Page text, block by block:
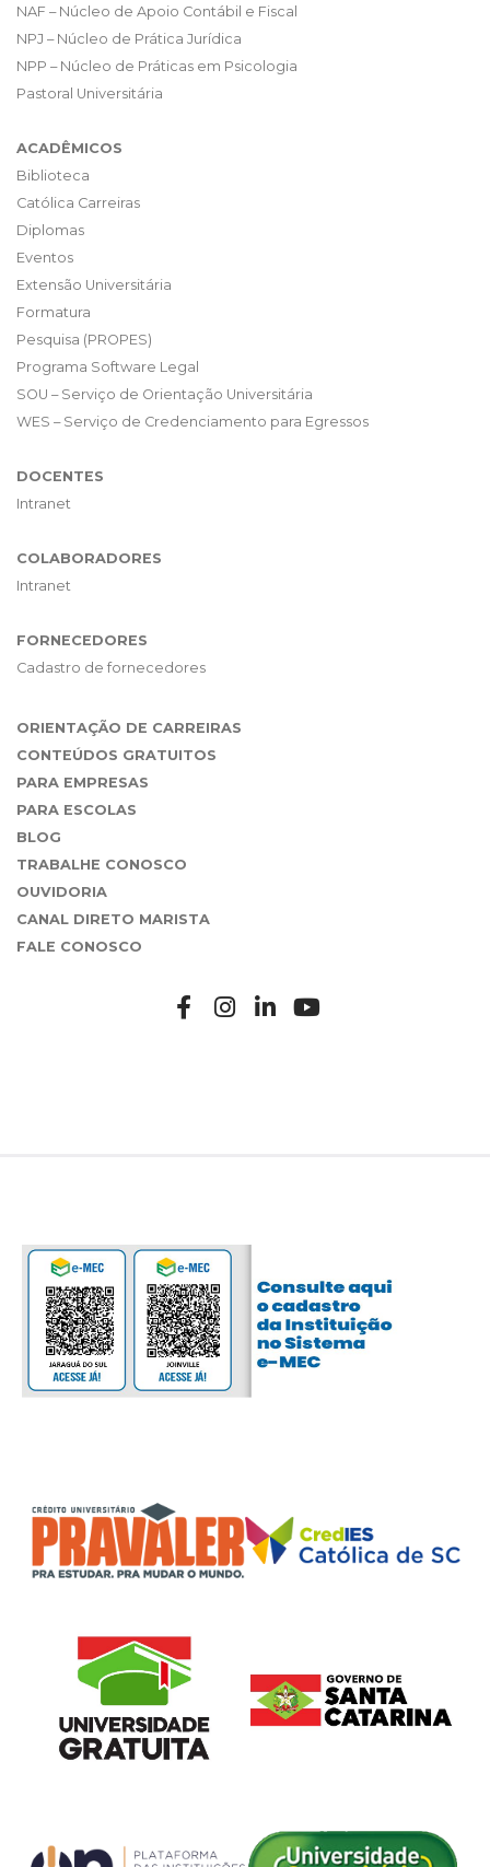
NAF – Núcleo de Apoio Contábil e Fiscal
NPJ – Núcleo de Prática Jurídica
NPP – Núcleo de Práticas em Psicologia
Pastoral Universitária
ACADÊMICOS
Biblioteca
Católica Carreiras
Diplomas
Eventos
Extensão Universitária
Formatura
Pesquisa (PROPES)
Programa Software Legal
SOU – Serviço de Orientação Universitária
WES – Serviço de Credenciamento para Egressos
DOCENTES
Intranet
COLABORADORES
Intranet
FORNECEDORES
Cadastro de fornecedores
ORIENTAÇÃO DE CARREIRAS
CONTEÚDOS GRATUITOS
PARA EMPRESAS
PARA ESCOLAS
BLOG
TRABALHE CONOSCO
OUVIDORIA
CANAL DIRETO MARISTA
FALE CONOSCO